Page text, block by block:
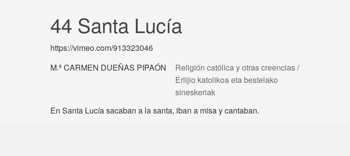
44 Santa Lucía
https://vimeo.com/913323046
M.ª CARMEN DUEÑAS PIPAÓN
Religión católica y otras creencias /
Erlijio katolikoa eta bestelako
sineskeriak
En Santa Lucía sacaban a la santa, iban a misa y cantaban.